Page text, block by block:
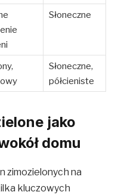
Słoneczne
Słoneczne,
półcieniste
jako
domu
zimozielonych na
kluczowych